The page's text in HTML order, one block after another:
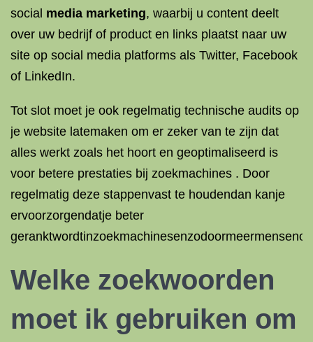
social media marketing, waarbij u content deelt
over uw bedrijf of product en links plaatst naar uw
site op social media platforms als Twitter, Facebook
of LinkedIn.
Tot slot moet je ook regelmatig technische audits op
je website latemaken om er zeker van te zijn dat
alles werkt zoals het hoort en geoptimaliseerd is
voor betere prestaties bij zoekmachines . Door
regelmatig deze stappenvast te houdendan kanje
ervoorzorgendatje beter
Welke zoekwoorden
moet ik gebruiken om